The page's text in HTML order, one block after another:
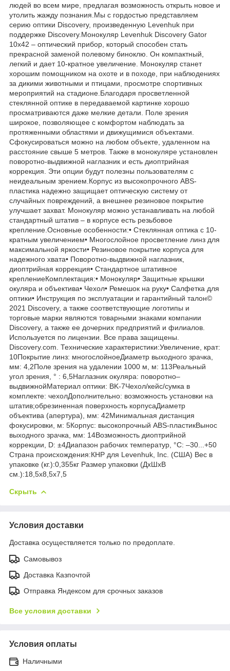
людей во всем мире, предлагая возможность открыть новое и
утолить жажду познания.Мы с гордостью представляем
серию оптики Discovery, произведенную Levenhuk при
поддержке Discovery.Монокуляр Levenhuk Discovery Gator
10x42 – оптический прибор, который способен стать
прекрасной заменой полевому биноклю. Он компактный,
легкий и дает 10-кратное увеличение. Монокуляр станет
хорошим помощником на охоте и в походе, при наблюдениях
за дикими животными и птицами, просмотре спортивных
мероприятий на стадионе.Благодаря просветленной
стеклянной оптике в передаваемой картинке хорошо
просматриваются даже мелкие детали. Поле зрения
широкое, позволяющее с комфортом наблюдать за
протяженными областями и движущимися объектами.
Сфокусироваться можно на любом объекте, удаленном на
расстояние свыше 5 метров. Также в монокуляре установлен
поворотно-выдвижной наглазник и есть диоптрийная
коррекция. Эти опции будут полезны пользователям с
неидеальным зрением.Корпус из высокопрочного ABS-
пластика надежно защищает оптическую систему от
случайных повреждений, а внешнее резиновое покрытие
улучшает захват. Монокуляр можно устанавливать на любой
стандартный штатив – в корпусе есть резьбовое
крепление.Основные особенности:• Стеклянная оптика с 10-
кратным увеличением• Многослойное просветление линз для
максимальной яркости• Резиновое покрытие корпуса для
надежного хвата• Поворотно-выдвижной наглазник,
диоптрийная коррекция• Стандартное штативное
креплениеКомплектация:• Монокуляр• Защитные крышки
окуляра и объектива• Чехол• Ремешок на руку• Салфетка для
оптики• Инструкция по эксплуатации и гарантийный талон©
2021 Discovery, а также соответствующие логотипы и
торговые марки являются товарными знаками компании
Discovery, а также ее дочерних предприятий и филиалов.
Используется по лицензии. Все права защищены.
Discovery.com. Технические характеристики:Увеличение, крат:
10Покрытие линз: многослойноеДиаметр выходного зрачка,
мм: 4,2Поле зрения на удалении 1000 м, м: 113Реальный
угол зрения, ° : 6,5Наглазник окуляра: поворотно–
выдвижнойМатериал оптики: BK-7Чехол/кейс/сумка в
комплекте: чехолДополнительно: возможность установки на
штатив;обрезиненная поверхность корпусаДиаметр
объектива (апертура), мм: 42Минимальная дистанция
фокусировки, м: 5Корпус: высокопрочный ABS-пластикВынос
выходного зрачка, мм: 14Возможность диоптрийной
коррекции, D: ±4Диапазон рабочих температур, °С: –30...+50
Страна происхождения:КНР для Levenhuk, Inc. (США) Вес в
упаковке (кг.):0,355кг Размер упаковки (ДхШхВ
см.):18,5x8,5x7,5
Скрыть
Условия доставки
Доставка осуществляется только по предоплате.
Самовывоз
Доставка Казпочтой
Отправка Яндексом для срочных заказов
Все условия доставки
Условия оплаты
Наличными